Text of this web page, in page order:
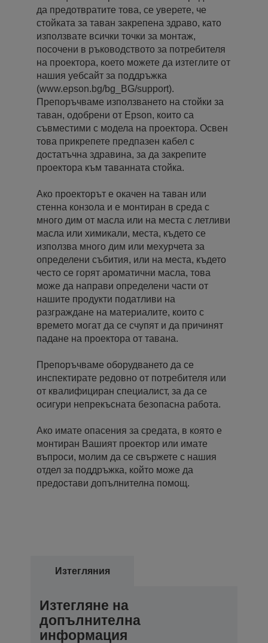
да предотвратите това, се уверете, че
стойката за таван закрепена здраво, като
използвате всички точки за монтаж,
посочени в ръководството за потребителя
на проектора, което можете да изтеглите от
нашия уебсайт за поддръжка
(www.epson.bg/bg_BG/support).
Препоръчваме използването на стойки за
таван, одобрени от Epson, които са
съвместими с модела на проектора. Освен
това прикрепете предпазен кабел с
достатъчна здравина, за да закрепите
проектора към таванната стойка.
Ако проекторът е окачен на таван или
стенна конзола и е монтиран в среда с
много дим от масла или на места с летливи
масла или химикали, места, където се
използва много дим или мехурчета за
определени събития, или на места, където
често се горят ароматични масла, това
може да направи определени части от
нашите продукти податливи на
разграждане на материалите, които с
времето могат да се счупят и да причинят
падане на проектора от тавана.
Препоръчваме оборудването да се
инспектирате редовно от потребителя или
от квалифициран специалист, за да се
осигури непрекъсната безопасна работа.
Ако имате опасения за средата, в която е
монтиран Вашият проектор или имате
въпроси, молим да се свържете с нашия
отдел за поддръжка, който може да
предостави допълнителна помощ.
Изтегляния
Изтегляне на
допълнителна
информация